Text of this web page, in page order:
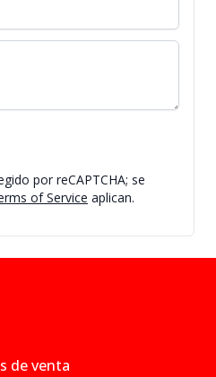
por reCAPTCHA; se
of Service aplican.
de venta